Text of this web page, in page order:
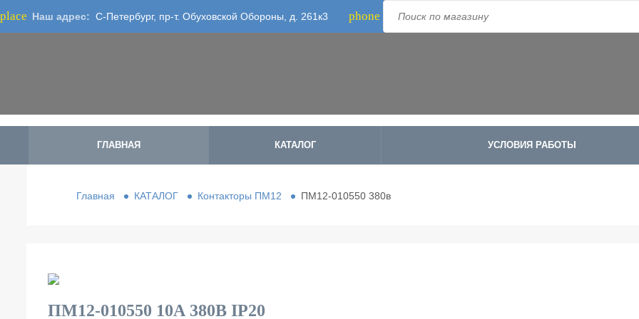
place Наш адрес: С-Петербург, пр-т. Обуховской Обороны, д. 261к3 phone Телефон: 8-800-500-1973
ГЛАВНАЯ КАТАЛОГ УСЛОВИЯ РАБОТЫ
Главная КАТАЛОГ Контакторы ПМ12 ПМ12-010550 380в
ПМ12-010550 10А 380В IP20